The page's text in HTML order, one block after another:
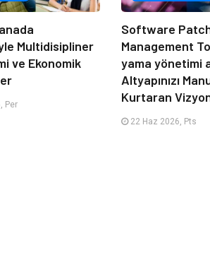
Multidisipliner
ve Ekonomik
Per
Software
Management
yama yönetimi
Altyapınızı
Kurtaran
22 Haz 2026, Pts